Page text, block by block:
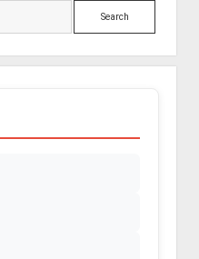
Search